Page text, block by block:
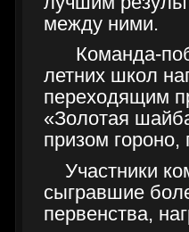
между ними.
Команда-
летних школ
переходящим
«Золотая
призом гороно,
Участники
сыгравшие
первенства,